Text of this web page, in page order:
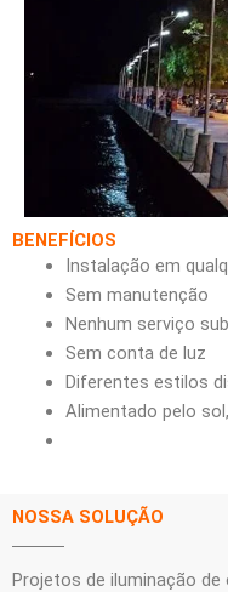
BENEFÍCIOS
Instalação em
Sem manutenção
Nenhum serviço
Sem conta de luz
Diferentes estilos
Alimentado pelo
NOSSA SOLUÇÃO
Projetos de iluminação de